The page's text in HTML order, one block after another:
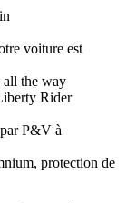
voiture est
all the way
Rider
P&V à
protection de